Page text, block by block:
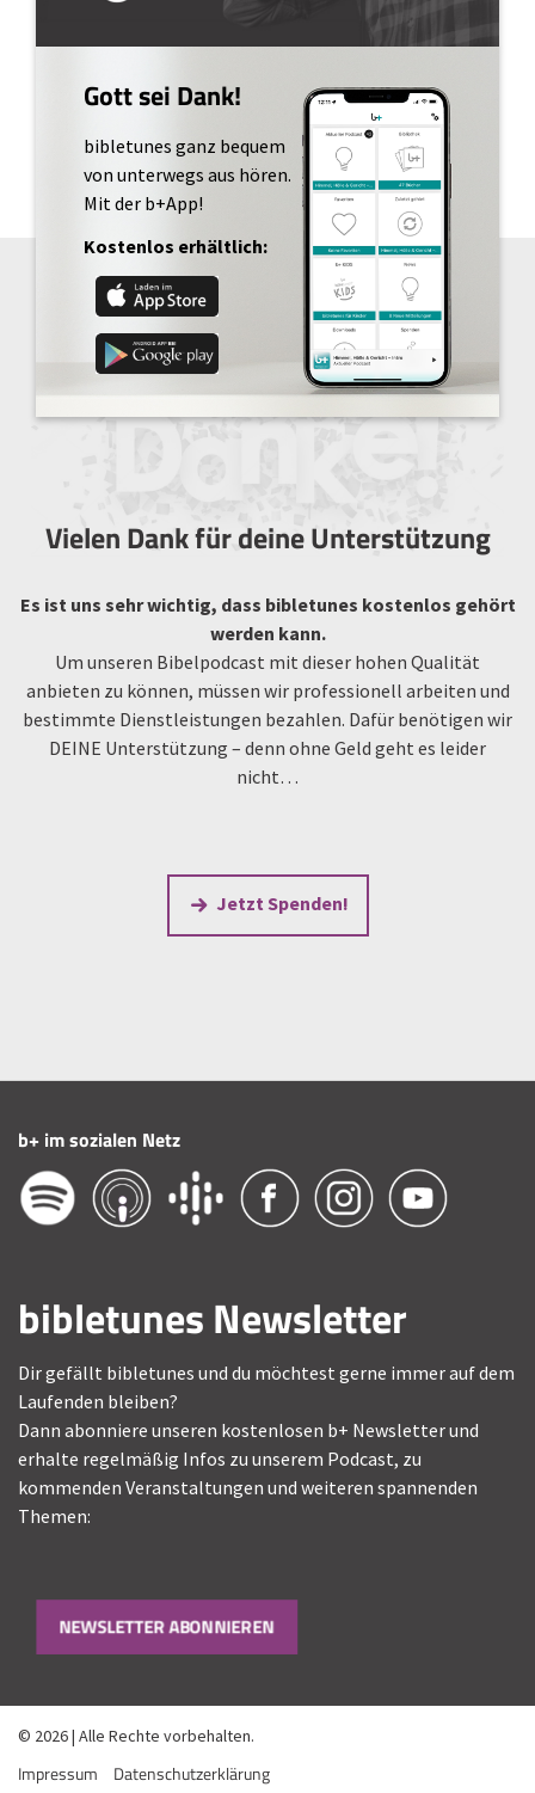
Gott sei Dank!
bibletunes ganz bequem
von unterwegs aus hören.
Mit der b+App!
Kostenlos erhältlich:
Vielen Dank für deine Unterstützung
Es ist uns sehr wichtig, dass bibletunes kostenlos gehört
werden kann.
Um unseren Bibelpodcast mit dieser hohen Qualität
anbieten zu können, müssen wir professionell arbeiten und
bestimmte Dienstleistungen bezahlen. Dafür benötigen wir
DEINE Unterstützung – denn ohne Geld geht es leider
nicht…
Jetzt Spenden!
b+ im sozialen Netz
bibletunes Newsletter
Dir gefällt bibletunes und du möchtest gerne immer auf dem
Laufenden bleiben?
Dann abonniere unseren kostenlosen b+ Newsletter und
erhalte regelmäßig Infos zu unserem Podcast, zu
kommenden Veranstaltungen und weiteren spannenden
Themen:
NEWSLETTER ABONNIEREN
© 2026 | Alle Rechte vorbehalten.
Impressum Datenschutzerklärung